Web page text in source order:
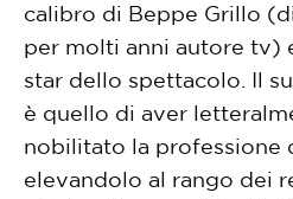
calibro di Beppe Grillo
per molti anni autore tv)
star dello spettacolo. Il
è quello di aver
nobilitato la professione
elevandolo al rango dei